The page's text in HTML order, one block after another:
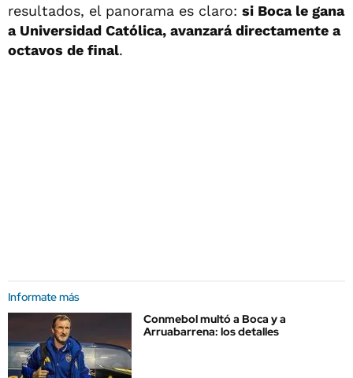
resultados, el panorama es claro: si Boca le gana
a Universidad Católica, avanzará directamente a
octavos de final.
Informate más
Conmebol multó a Boca y a
Arruabarrena: los detalles